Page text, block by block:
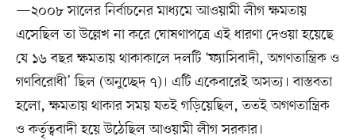
—২০০৮ সালের নির্বাচনের মাধ্যমে আওয়ামী লীগ ক্ষমতায়
এসেছিল তা উল্লেখ না করে ঘোষণাপত্রে এই ধারণা দেওয়া হয়েছে
যে ১৬ বছর ক্ষমতায় থাকাকালে দলটি ‘ফ্যাসিবাদী, অগণতান্ত্রিক ও
গণবিরোধী’ ছিল (অনুচ্ছেদ ৭)। এটি একেবারেই অসত্য। বাস্তবতা
হলো, ক্ষমতায় থাকার সময় যতই গড়িয়েছিল, ততই অগণতান্ত্রিক
ও কর্তৃত্ববাদী হয়ে উঠেছিল আওয়ামী লীগ সরকার।